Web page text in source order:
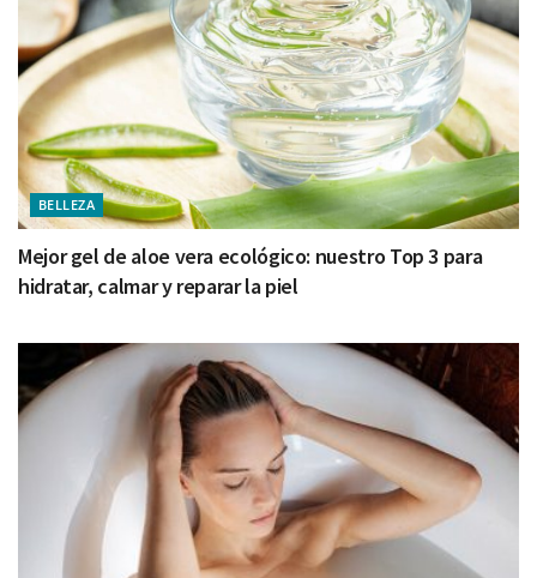
BELLEZA
Mejor gel de aloe vera ecológico: nuestro Top 3 para
hidratar, calmar y reparar la piel